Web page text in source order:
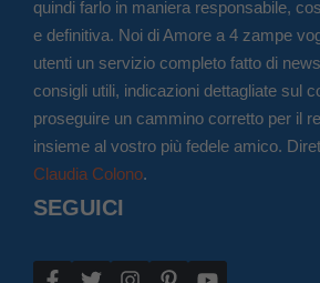
quindi farlo in maniera responsabile,
e definitiva. Noi di Amore a 4 zampe
utenti un servizio completo fatto di
consigli utili, indicazioni dettagliate sul
proseguire un cammino corretto per il
insieme al vostro più fedele amico.
Claudia Colono.
SEGUICI